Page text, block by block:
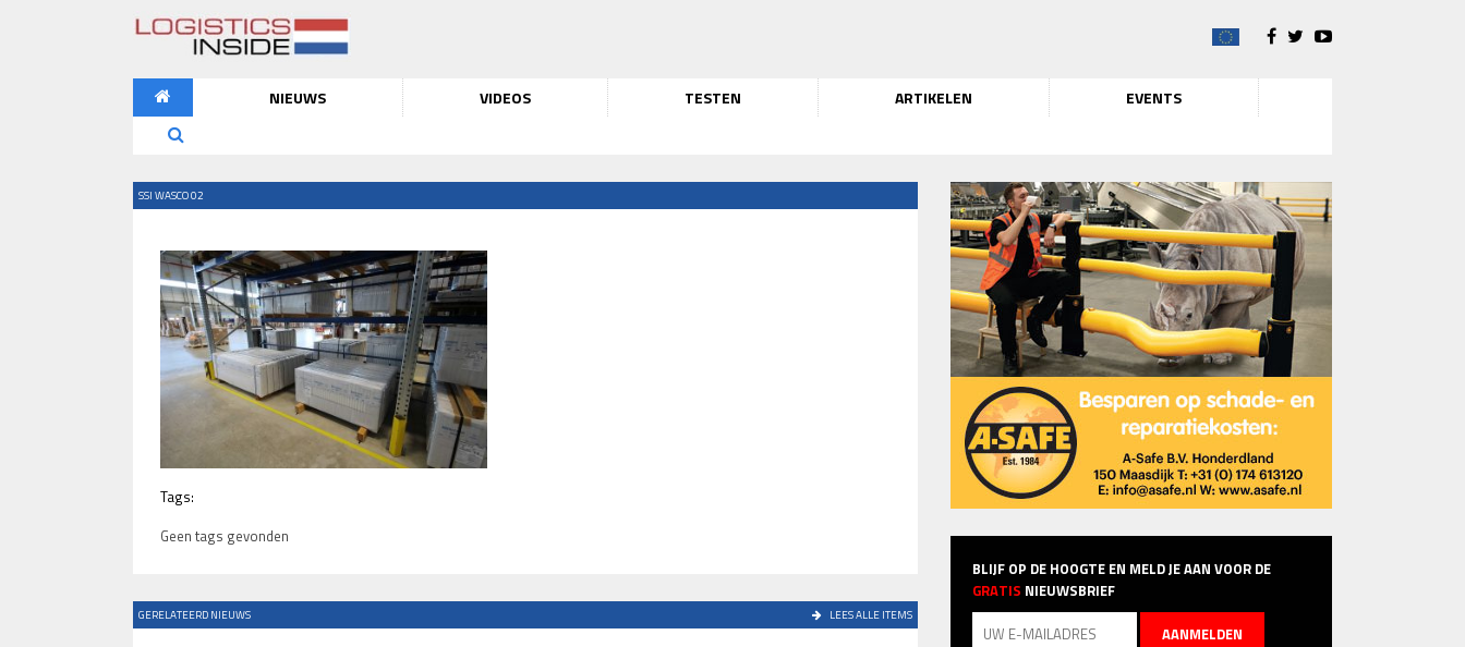
NIEUWS VIDEOS TESTEN ARTIKELEN EVENTS
SSI WASCO 02
Tags:
Geen tags gevonden
GERELATEERD NIEUWS LEES ALLE ITEMS
BLIJF OP DE HOOGTE EN MELD JE AAN VOOR DE
GRATIS NIEUWSBRIEF